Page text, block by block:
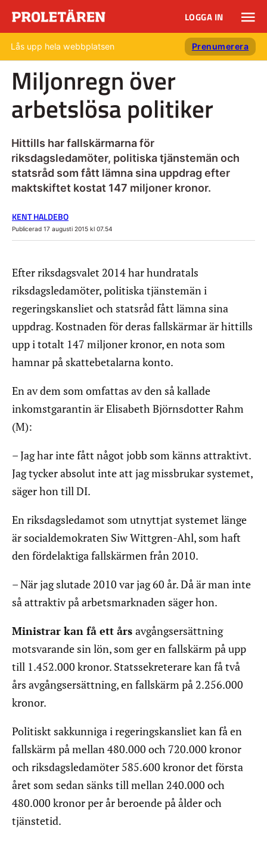
LOGGA IN
Lås upp hela webbplatsen Prenumerera
Miljonregn över
arbetslösa politiker
Hittills har fallskärmarna för
riksdagsledamöter, politiska tjänstemän och
statsråd som fått lämna sina uppdrag efter
maktskiftet kostat 147 miljoner kronor.
KENT HALDEBO
Publicerad 17 augusti 2015 kl 07.54
Efter riksdagsvalet 2014 har hundratals
riksdagsledamöter, politiska tjänstemän i
regeringskansliet och statsråd fått lämna sina
uppdrag. Kostnaden för deras fallskärmar är hittills
upp i totalt 147 miljoner kronor, en nota som
hamnar på skattebetalarna konto.
En av dem som omfattas av den så kallade
inkomstgarantin är Elisabeth Björnsdotter Rahm
(M):
– Jag har inte fått något jobb som känns attraktivt.
Jag tycker absolut inte att jag missbrukar systemet,
säger hon till DI.
En riksdagsledamot som utnyttjat systemet länge
är socialdemokraten Siw Wittgren-Ahl, som haft
den fördelaktiga fallskärmen från 2010.
– När jag slutade 2010 var jag 60 år. Då är man inte
så attraktiv på arbetsmarknaden säger hon.
Ministrar kan få ett års avgångsersättning
motsvarande sin lön, som ger en fallskärm på upp
till 1.452.000 kronor. Statssekreterare kan få två
års avgångsersättning, en fallskärm på 2.256.000
kronor.
Politiskt sakkunniga i regeringskansliet kan få en
fallskärm på mellan 480.000 och 720.000 kronor
och riksdagsledamöter 585.600 kronor det första
året som sedan sänks till mellan 240.000 och
480.000 kronor per år beroende på ålder och
tjänstetid.